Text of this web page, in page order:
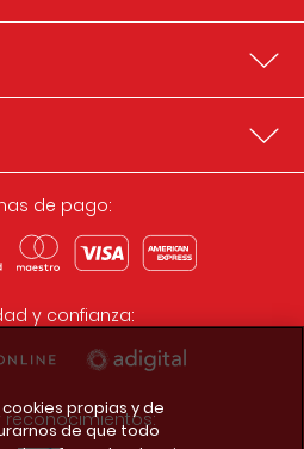
de pago:
y confianza:
reconocimientos:
cookies propias y de
de que todo